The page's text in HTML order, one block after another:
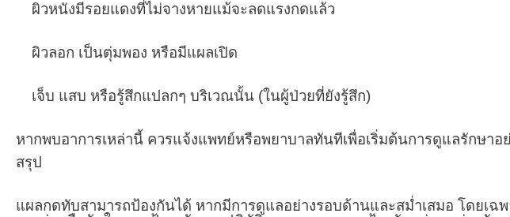
ผิวหนังมีรอยแดงที่ไม่จางหายแม้จะลดแรงกดแล้ว
ผิวลอก เป็นตุ่มพอง หรือมีแผลเปิด
เจ็บ แสบ หรือรู้สึกแปลกๆ บริเวณนั้น (ในผู้ป่วยที่ยังรู้สึก)
หากพบอาการเหล่านี้ ควรแจ้งแพทย์หรือพยาบาลทันทีเพื่อเริ่มต้นการดูแลรักษาอ
สรุป
แผลกดทับสามารถป้องกันได้ หากมีการดูแลอย่างรอบด้านและสม่ำเสมอ โดยเ